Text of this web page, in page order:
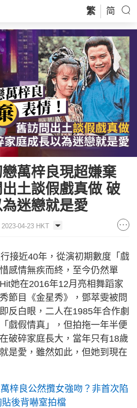
繁 简
萬梓良現超嫌棄
土談假戲真做 破
迷戀就是愛
04-23 HKT
接近40年，從演初期數度「戲
感情無疾而終，至今仍然單
她在2016年12月亮相舞蹈家
節目《金星秀》，鄧萃雯被問
反白眼，二人在1985年合作劇
戲假情真」，但拍拖一年半便
破碎家庭長大，當年只有18歲
是愛，雖然如此，但她到現在
梓良公然攬女強吻？非首次陷
後背嚇窒拍檔